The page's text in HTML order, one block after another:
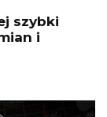
szybki
i